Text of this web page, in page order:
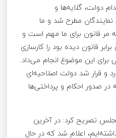
دولت، گلایه‌ها و
مطرح شد و ما
مر قانون برای ما مهم است و
قانون دیده بود را کارسازی
برای این موضوع انجام می‌داد.
قرار شد دولت اصلاحیه‌ای
صدور احکام و پرداختی‌ها
تصریح کرد: در آخرین
اعلام شد که در حال